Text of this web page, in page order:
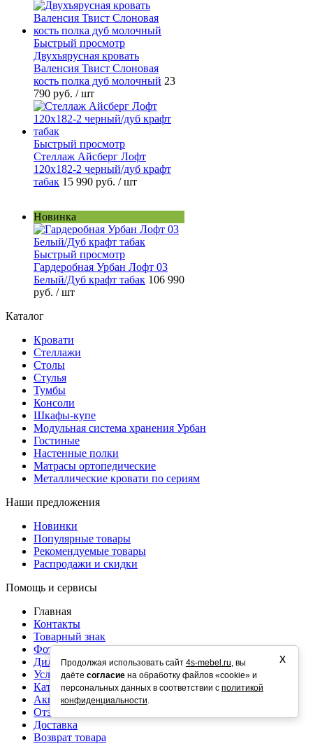
Быстрый просмотр
Двухъярусная кровать
Валенсия Твист Слоновая
кость полка дуб молочный 23
790 руб. / шт
Быстрый просмотр
Стеллаж Айсберг Лофт
120х182-2 черный/дуб крафт
табак 15 990 руб. / шт
Новинка
Быстрый просмотр
Гардеробная Урбан Лофт 03
Белый/Дуб крафт табак 106 990
руб. / шт
Каталог
Кровати
Стеллажи
Столы
Стулья
Тумбы
Консоли
Шкафы-купе
Модульная система хранения Урбан
Гостиные
Настенные полки
Матрасы ортопедические
Металлические кровати по сериям
Наши предложения
Новинки
Популярные товары
Рекомендуемые товары
Распродажи и скидки
Помощь и сервисы
Главная
Контакты
Товарный знак
Фотогалерея
Диллерам и оптовикам
Услуги
Каталог
Акции
Отзывы
Доставка
Возврат товара
Продолжая использовать сайт 4s-mebel.ru, вы
даёте согласие на обработку файлов «cookie» и
персональных данных в соответствии с политикой
конфиденциальности.
х